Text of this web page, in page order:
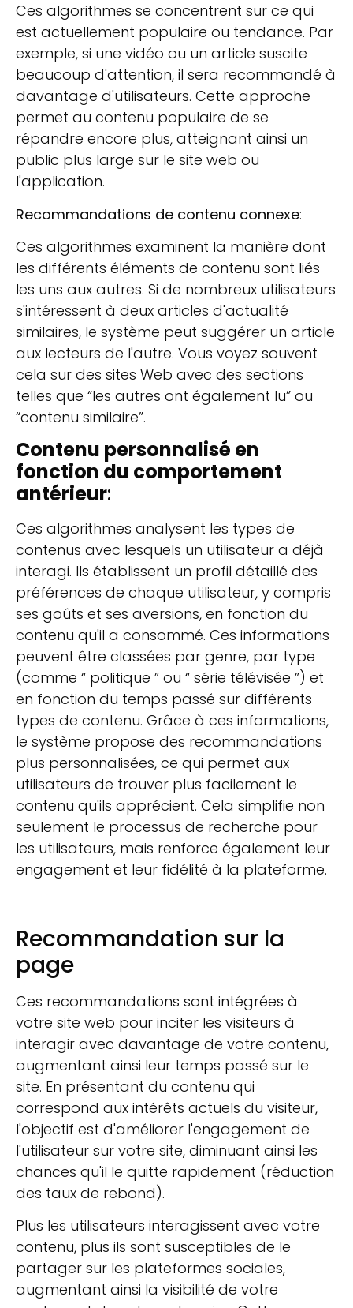
Ces algorithmes se concentrent sur ce qui
est actuellement populaire ou tendance. Par
exemple, si une vidéo ou un article suscite
beaucoup d'attention, il sera recommandé à
davantage d'utilisateurs. Cette approche
permet au contenu populaire de se
répandre encore plus, atteignant ainsi un
public plus large sur le site web ou
l'application.
Recommandations de contenu connexe:
Ces algorithmes examinent la manière dont
les différents éléments de contenu sont liés
les uns aux autres. Si de nombreux utilisateurs
s'intéressent à deux articles d'actualité
similaires, le système peut suggérer un article
aux lecteurs de l'autre. Vous voyez souvent
cela sur des sites Web avec des sections
telles que “les autres ont également lu” ou
“contenu similaire”.
Contenu personnalisé en
fonction du comportement
antérieur:
Ces algorithmes analysent les types de
contenus avec lesquels un utilisateur a déjà
interagi. Ils établissent un profil détaillé des
préférences de chaque utilisateur, y compris
ses goûts et ses aversions, en fonction du
contenu qu'il a consommé. Ces informations
peuvent être classées par genre, par type
(comme “ politique ” ou “ série télévisée ”) et
en fonction du temps passé sur différents
types de contenu. Grâce à ces informations,
le système propose des recommandations
plus personnalisées, ce qui permet aux
utilisateurs de trouver plus facilement le
contenu qu'ils apprécient. Cela simplifie non
seulement le processus de recherche pour
les utilisateurs, mais renforce également leur
engagement et leur fidélité à la plateforme.
Recommandation sur la
page
Ces recommandations sont intégrées à
votre site web pour inciter les visiteurs à
interagir avec davantage de votre contenu,
augmentant ainsi leur temps passé sur le
site. En présentant du contenu qui
correspond aux intérêts actuels du visiteur,
l'objectif est d'améliorer l'engagement de
l'utilisateur sur votre site, diminuant ainsi les
chances qu'il le quitte rapidement (réduction
des taux de rebond).
Plus les utilisateurs interagissent avec votre
contenu, plus ils sont susceptibles de le
partager sur les plateformes sociales,
augmentant ainsi la visibilité de votre